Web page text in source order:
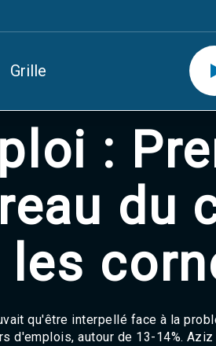
Grille
:
du
les
qu'être interpellé face à la
d'emplois, autour de 13-14%.